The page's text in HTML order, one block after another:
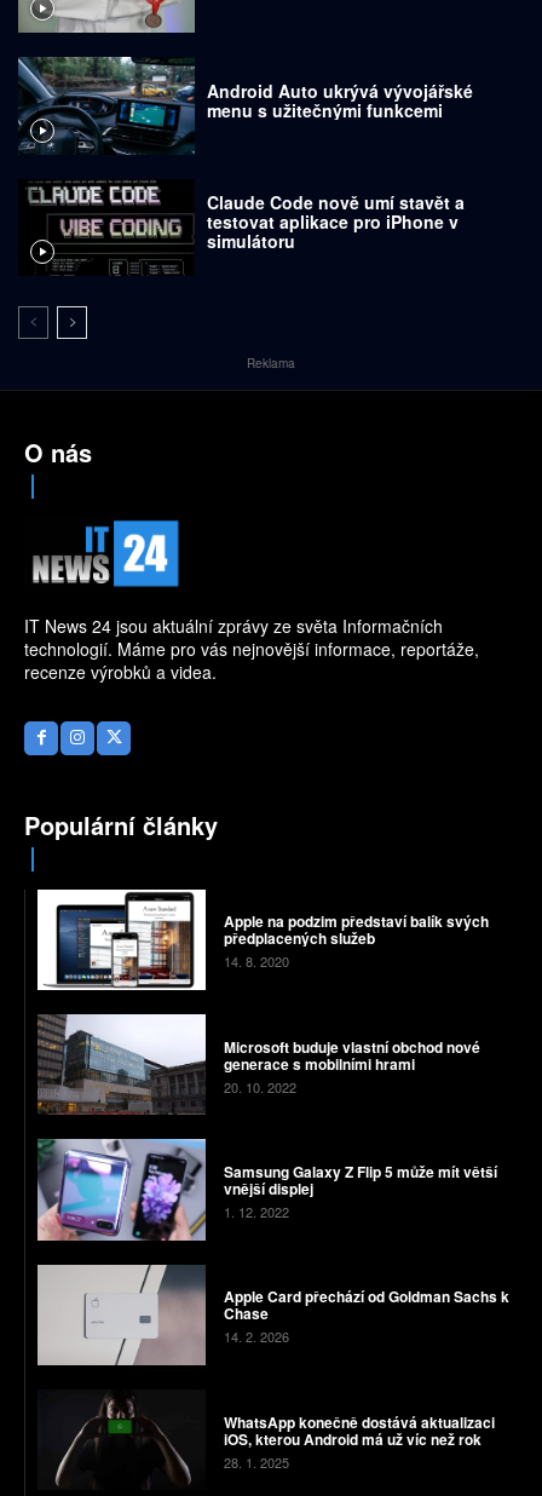
Android Auto ukrývá vývojářské
menu s užitečnými funkcemi
Claude Code nově umí stavět a
testovat aplikace pro iPhone v
simulátoru
Reklama
O nás
IT News 24 jsou aktuální zprávy ze světa Informačních
technologií. Máme pro vás nejnovější informace, reportáže,
recenze výrobků a videa.
Populární články
Apple na podzim představí balík svých
předplacených služeb
14. 8. 2020
Microsoft buduje vlastní obchod nové
generace s mobilními hrami
20. 10. 2022
Samsung Galaxy Z Flip 5 může mít větší
vnější displej
1. 12. 2022
Apple Card přechází od Goldman Sachs k
Chase
14. 2. 2026
WhatsApp konečně dostává aktualizaci
iOS, kterou Android má už víc než rok
28. 1. 2025